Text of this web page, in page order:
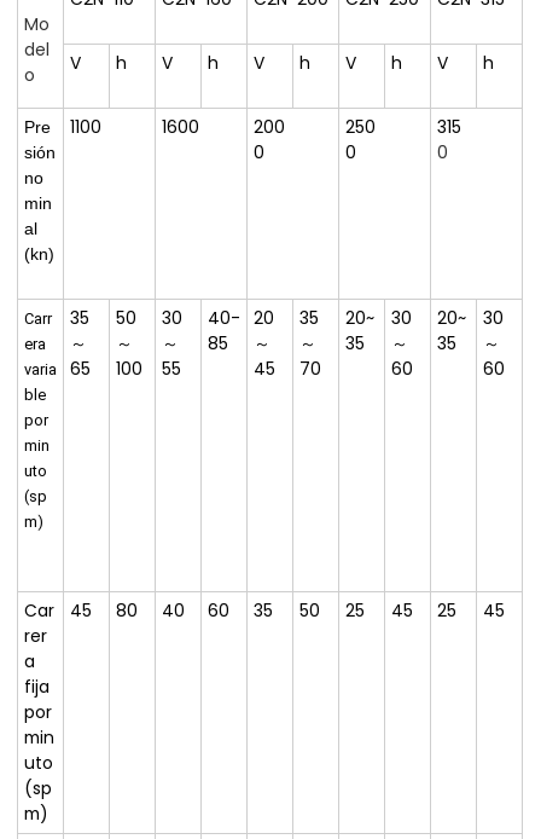
Mo
del
o
V h V h V h V h V h
Pre
sión
no
min
al
(kn)
1100 1600
200
0
250
0
315
0
Carr
era
varia
ble
por
min
uto
(sp
m)
35
～
65
50
～
100
30
～
55
40-
85
20
～
45
35
～
70
20~
35
30
～
60
20~
35
30
～
60
Car
rer
a
fija
por
min
uto
(sp
m)
45 80 40 60 35 50 25 45 25 45